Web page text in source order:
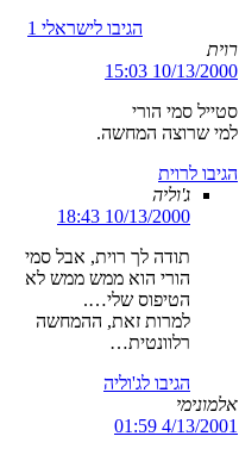
הגיבו לישראלי 1
רוית
10/13/2000 15:03
סטייל סמי הורי
למי שרוצה המחשה.
הגיבו לרוית
ג'וליה
10/13/2000 18:43
תודה לך רוית, אבל סמי
הורי הוא ממש ממש לא
הטיפוס שלי….
למרות זאת, ההמחשה
רלוונטית…
הגיבו לג'וליה
אלמונימי
4/13/2001 01:59